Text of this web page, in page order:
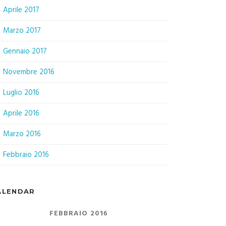
Aprile 2017
Marzo 2017
Gennaio 2017
Novembre 2016
Luglio 2016
Aprile 2016
Marzo 2016
Febbraio 2016
FEBBRAIO 2016